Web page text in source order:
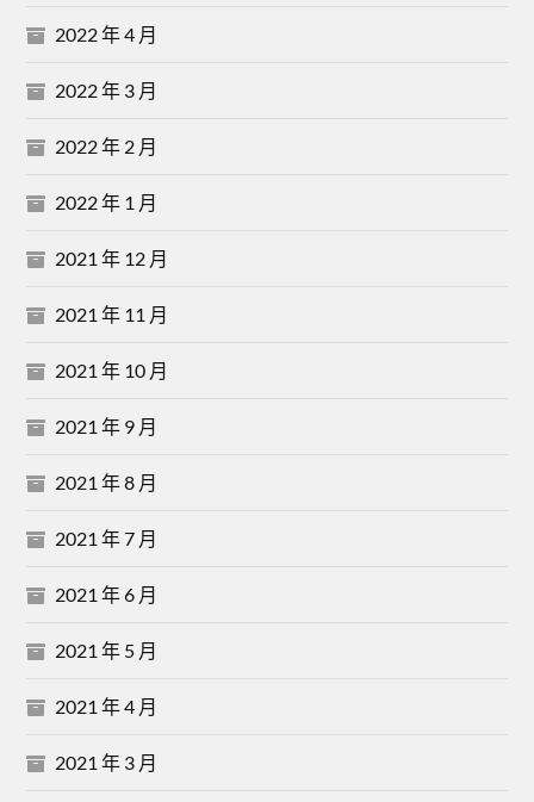
2022 年 4 月
2022 年 3 月
2022 年 2 月
2022 年 1 月
2021 年 12 月
2021 年 11 月
2021 年 10 月
2021 年 9 月
2021 年 8 月
2021 年 7 月
2021 年 6 月
2021 年 5 月
2021 年 4 月
2021 年 3 月